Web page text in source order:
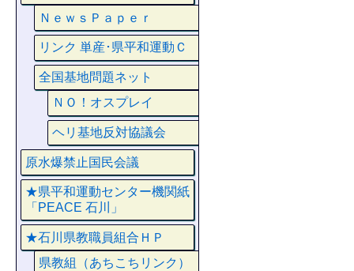
ＮｅｗｓＰａｐｅｒ
リンク 単産･県平和運動Ｃ
全国基地問題ネット
ＮＯ！オスプレイ
ヘリ基地反対協議会
原水爆禁止国民会議
★県平和運動センター機関紙
「PEACE 石川」
★石川県教職員組合ＨＰ
県教組（あちこちリンク）